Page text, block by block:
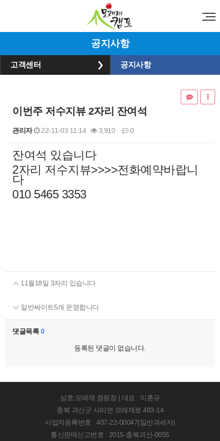
공지사항
고객센터 공지사항
이번주 저수지뷰 2자리 잔여석
관리자 22-11-03 11:14 3,910 0
본문
잔여석 있습니다
2자리 저수지뷰>>>>전화예약바랍니
다
010 5465 3353
11월18일 3자리 있습니다
일반싸이트5개 운영합니다
댓글목록0
등록된 댓글이 없습니다.
상호:모래재 캠핑장 | 대표 : 이훈규
충북 괴산군 사리면 모래재로 483-14
사업자등록번호 : 407-22-00047(일반과세자)
통신판매신고번호 : 2015-충북괴산-0055